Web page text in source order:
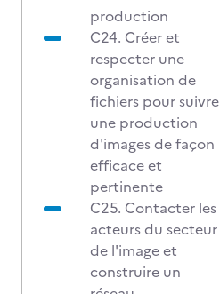
production
C24. Créer et
respecter une
organisation de
fichiers pour suivre
une production
d'images de façon
efficace et
pertinente
C25. Contacter les
acteurs du secteur
de l'image et
construire un